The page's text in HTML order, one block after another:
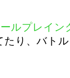
ルプレイン
たり、バト